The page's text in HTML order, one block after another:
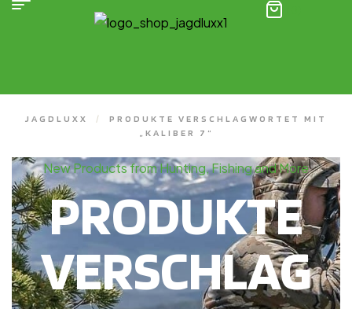
JAGDLUXX /
PRODUKTE VERSCHLAGWORTET MIT
„KALIBER 7“
New Products from Hunting, Fishing and More
PRODUKTE
VERSCHLAG